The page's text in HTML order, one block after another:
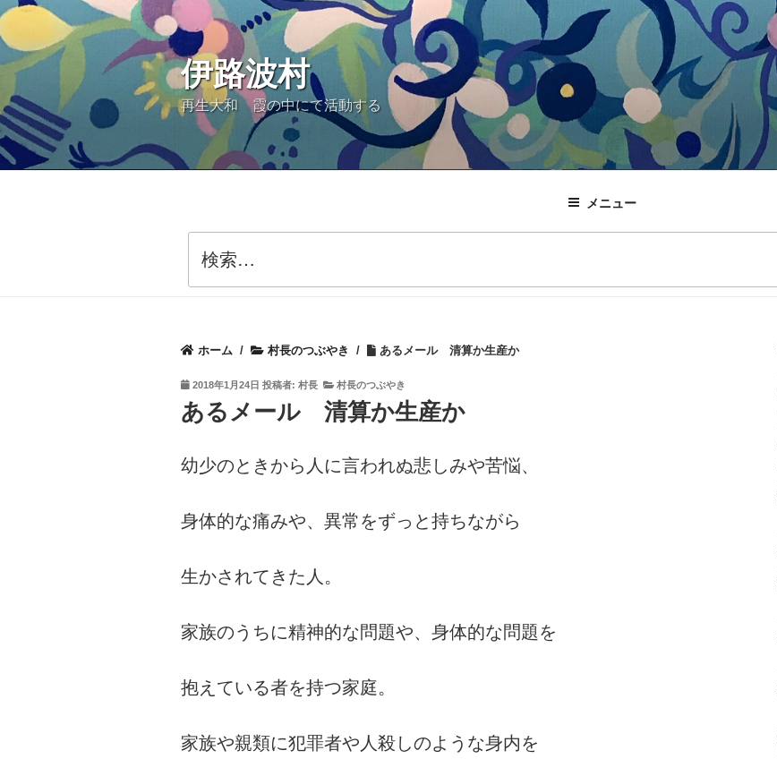
コ
ン
テ
ン
ツ
へ
伊路波村
再生大和 霞の中にて活動する
メニュー
索:
ホーム / 村長のつぶやき / あるメール 清算か生産か
投
稿
日:
2018年1月24日 投稿者: 村長 村長のつぶやき
あるメール 清算か生産か
幼少のときから人に言われぬ悲しみや苦悩、
身体的な痛みや、異常をずっと持ちながら
生かされてきた人。
家族のうちに精神的な問題や、身体的な問題を
抱えている者を持つ家庭。
家族や親類に犯罪者や人殺しのような身内を